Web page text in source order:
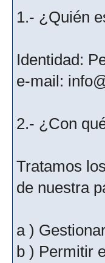
1.- ¿Quién
Identidad:
e-mail:
2.- ¿Con
Tratamos
de nuestra
a )
b ) Permitir